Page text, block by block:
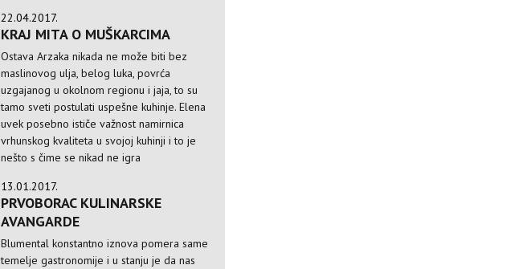
22.04.2017.
KRAJ MITA O MUŠKARCIMA
Ostava Arzaka nikada ne može biti bez
maslinovog ulja, belog luka, povrća
uzgajanog u okolnom regionu i jaja, to su
tamo sveti postulati uspešne kuhinje. Elena
uvek posebno ističe važnost namirnica
vrhunskog kvaliteta u svojoj kuhinji i to je
nešto s čime se nikad ne igra
13.01.2017.
PRVOBORAC KULINARSKE
AVANGARDE
Blumental konstantno iznova pomera same
temelje gastronomije i u stanju je da nas